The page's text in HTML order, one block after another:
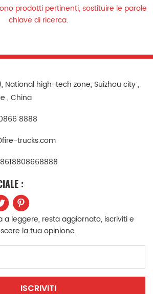
국의 Türkçe
Việt Indonesia
文 қазақ
prodotti pertinenti, sostituire le parole
chiave di ricerca.
National high-tech zone, Suizhou city ,
, China
8888
trucks.com
:
a leggere, resta aggiornato, iscriviti e
la tua opinione.